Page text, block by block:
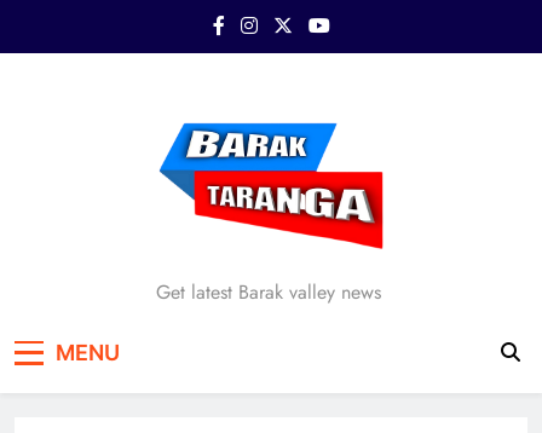
Barak Taranga
Get latest Barak valley news
MENU